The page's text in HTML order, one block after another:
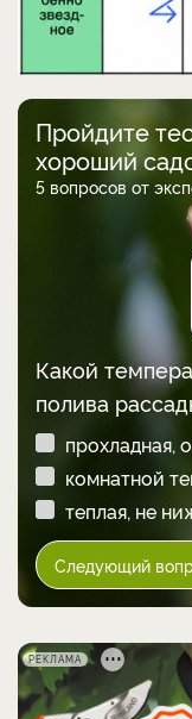
Пройдите
хороший
5 вопросов от
Какой
полива
прохладная,
комнатной
теплая, не
Следующий
РЕКЛАМА